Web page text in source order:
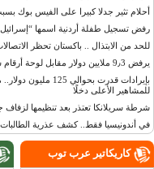
أحلام تثير جدلا كبيرا على الفيس بوك بسبب
رفض تسجيل طفلة أردنية اسمها “إسرائيل”
للحد من الابتذال .. باكستان تحظر الاتصالات
يرفض 9٫3 ملايين دولار مقابل لوحة أرقام سيارته
بإيرادات قدرت بحوالي
للمشاهير الأعلى دخلًا
شرطة سريلانكا تعتذر بعد تنظيمها لزفاف
في أندونيسيا فقط.. كشف عذرية الطالبات
كاريكاتير عرب توب